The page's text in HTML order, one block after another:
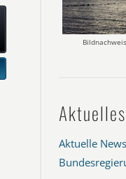
Aktuelles
Aktuelle